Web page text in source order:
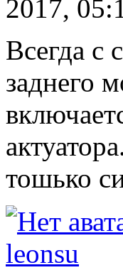
2017,
Всегда с
заднего
тошько
leonsu